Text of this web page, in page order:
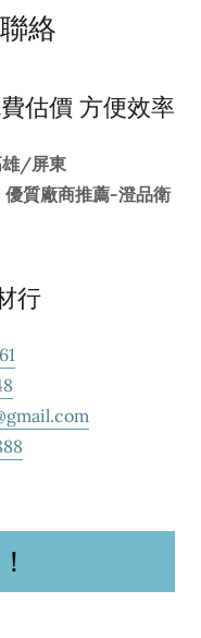
絡
估價 方便效率
/屏東
質廠商推薦-澄品衛
行